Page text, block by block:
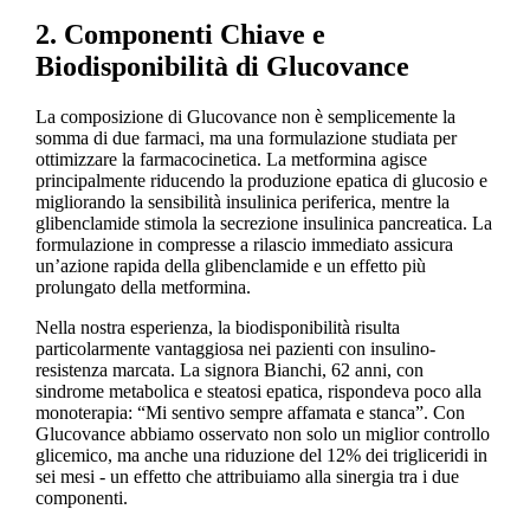
2. Componenti Chiave e
Biodisponibilità di Glucovance
La composizione di Glucovance non è semplicemente la
somma di due farmaci, ma una formulazione studiata per
ottimizzare la farmacocinetica. La metformina agisce
principalmente riducendo la produzione epatica di glucosio e
migliorando la sensibilità insulinica periferica, mentre la
glibenclamide stimola la secrezione insulinica pancreatica. La
formulazione in compresse a rilascio immediato assicura
un’azione rapida della glibenclamide e un effetto più
prolungato della metformina.
Nella nostra esperienza, la biodisponibilità risulta
particolarmente vantaggiosa nei pazienti con insulino-
resistenza marcata. La signora Bianchi, 62 anni, con
sindrome metabolica e steatosi epatica, rispondeva poco alla
monoterapia: “Mi sentivo sempre affamata e stanca”. Con
Glucovance abbiamo osservato non solo un miglior controllo
glicemico, ma anche una riduzione del 12% dei trigliceridi in
sei mesi - un effetto che attribuiamo alla sinergia tra i due
componenti.